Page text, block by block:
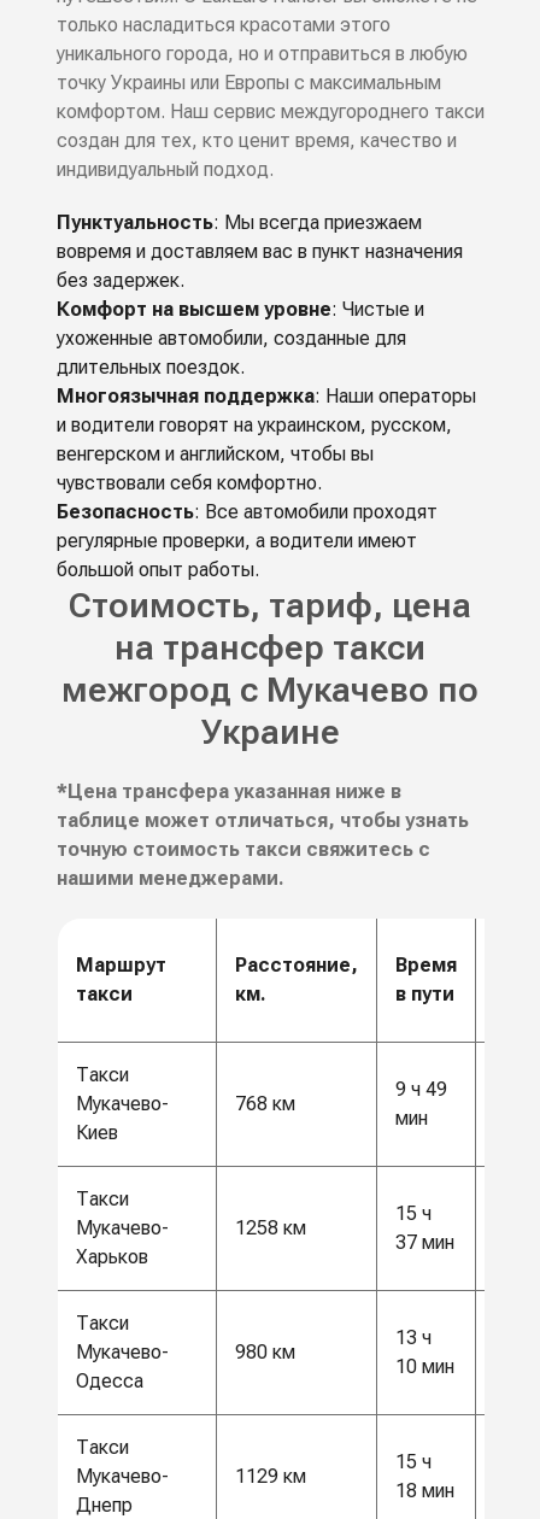
только насладиться красотами этого
уникального города, но и отправиться в любую
точку Украины или Европы с максимальным
комфортом. Наш сервис междугороднего такси
создан для тех, кто ценит время, качество и
индивидуальный подход.
Пунктуальность: Мы всегда приезжаем
вовремя и доставляем вас в пункт назначения
без задержек.
Комфорт на высшем уровне: Чистые и
ухоженные автомобили, созданные для
длительных поездок.
Многоязычная поддержка: Наши операторы
и водители говорят на украинском, русском,
венгерском и английском, чтобы вы
чувствовали себя комфортно.
Безопасность: Все автомобили проходят
регулярные проверки, а водители имеют
большой опыт работы.
Стоимость, тариф, цена
на трансфер такси
межгород с Мукачево по
Украине
*Цена трансфера указанная ниже в
таблице может отличаться, чтобы узнать
точную стоимость такси свяжитесь с
нашими менеджерами.
Маршрут
такси
Расстояние,
км.
Время
в пути
Такси
Мукачево-
Киев
768 км
9 ч 49
мин
Такси
Мукачево-
Харьков
1258 км
15 ч
37 мин
Такси
Мукачево-
Одесса
980 км
13 ч
10 мин
Такси
Мукачево-
Днепр
1129 км
15 ч
18 мин